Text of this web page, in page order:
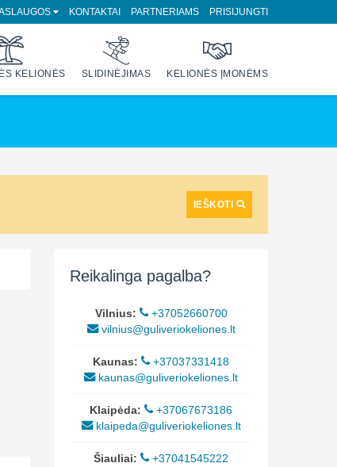
KONTAKTAI PARTNERIAMS PRISIJUNGTI
KELIONĖS SLIDINĖJIMAS KELIONĖS ĮMONĖMS
IEŠKOTI
Reikalinga pagalba?
Vilnius:
+37052660700
vilnius@guliveriokeliones.lt
Kaunas:
+37037331418
kaunas@guliveriokeliones.lt
Klaipėda:
+37067673186
klaipeda@guliveriokeliones.lt
Šiauliai:
+37041545222